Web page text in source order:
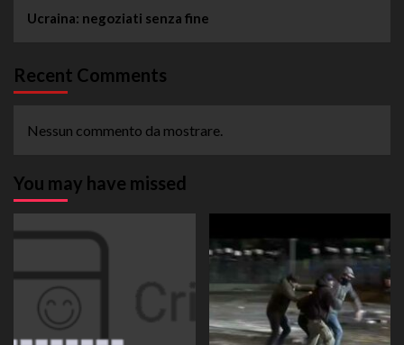
Ucraina: negoziati senza fine
Recent Comments
Nessun commento da mostrare.
You may have missed